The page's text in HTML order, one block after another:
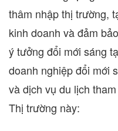
thâm nhập thị trường,
kinh doanh và đảm
ý tưởng đổi mới sáng
doanh nghiệp đổi mới
và dịch vụ du lịch
Thị trường này: